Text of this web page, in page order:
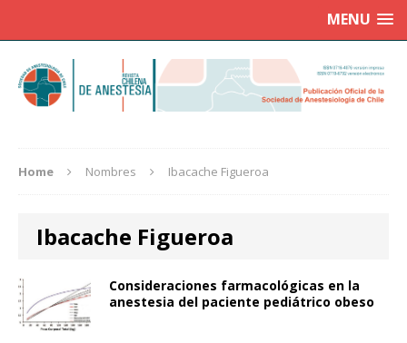
MENU
Home Nombres Ibacache Figueroa
Ibacache Figueroa
Consideraciones farmacológicas en la
anestesia del paciente pediátrico obeso